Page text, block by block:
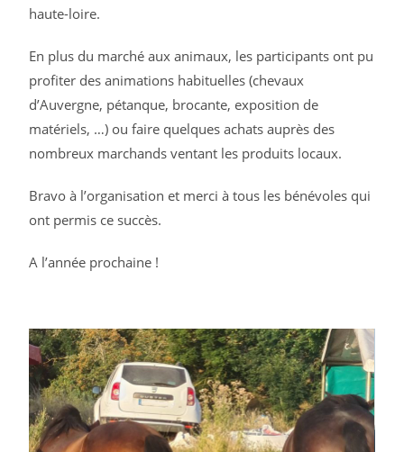
haute-loire.
En plus du marché aux animaux, les participants ont pu
profiter des animations habituelles (chevaux
d’Auvergne, pétanque, brocante, exposition de
matériels, …) ou faire quelques achats auprès des
nombreux marchands ventant les produits locaux.
Bravo à l’organisation et merci à tous les bénévoles qui
ont permis ce succès.
A l’année prochaine !